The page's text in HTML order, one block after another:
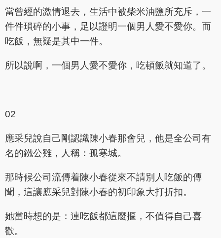
當曾經的激情退去，生活中被柴米油鹽所充斥，一
件件瑣碎的小事，足以證明一個男人愛不愛你。而
吃飯，無疑是其中一件。
所以說啊，一個男人愛不愛你，吃頓飯就知道了。
02
應采兒說自己剛認識陳小春那會兒，他是全公司有
名的鐵公雞，人稱：孤寒城。
那時候公司流傳着陳小春從來不請別人吃飯的傳
聞，這讓應采兒對陳小春的初印象大打折扣。
她當時想的是：連吃飯都這麼摳，不值得自己喜
歡。